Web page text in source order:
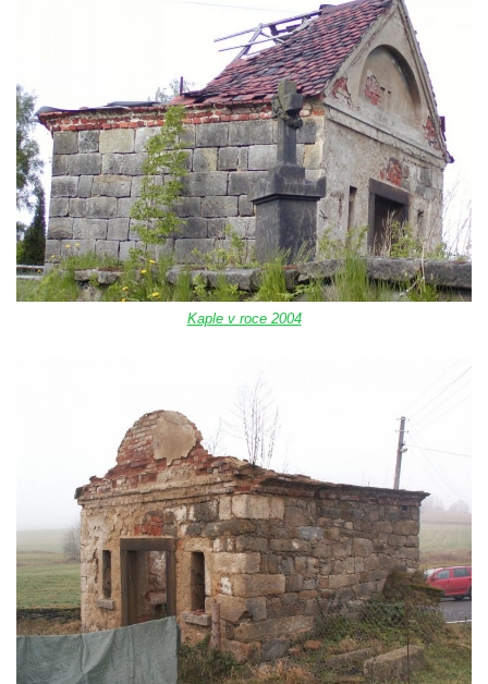
Kostel svatých Fabiána a Šebestiána v
Kostel svatého Havla v Kuřívodech
Kaple Krista v žaláři u kostela Nalezení
svatého Kříže ve Frýdlantu
Kostel Nalezení svatého Kříže ve Frýdlantu
Kostel Krista Spasitele ve Frýdlantu
Kaple Getsemanské zahrady na křížové
cestě na Křížovém vrchu ve Frýdlantu
Kaple Božího hrobu na Křížové cestě na
Kostel svatého Jakuba Většího v Sokolově
Kostel Nanebevzetí Panny Marie ve
Slunečné
Kostel Jména Panny Marie v Sepekově
Kostel svatých Petra a Pavla v Růžové
Kaple Stětí svatého Jana Křtitele v
Rumburku
Bývalá synagoga v Milevsku
Kaple v roce 2004